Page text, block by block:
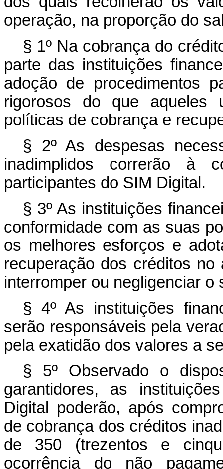
operação, na proporção do
§ 1º Na cobrança do
parte das instituições
adoção de procedimentos
rigorosos do que aqueles
políticas de cobrança e
§ 2º As despesas
inadimplidos correrão à
participantes do SIM Digital.
§ 3º As instituições
conformidade com as suas
os melhores esforços e
recuperação dos créditos
interromper ou negligenciar o
§ 4º As instituições
serão responsáveis pela
pela exatidão dos valores a
§ 5º Observado o
garantidores, as
Digital poderão, após
de cobrança dos créditos
de 350 (trezentos e
ocorrência do não